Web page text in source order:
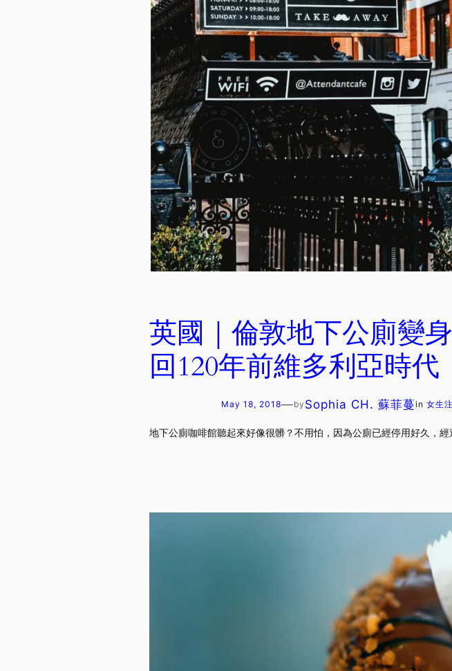
英國｜倫敦地下公廁變
回120年前維多利亞時代
May 18, 2018—by Sophia CH. 蘇菲蔓in 女生
地下公廁咖啡館聽起來好像很髒？不用怕，因為公廁已經停用好久，